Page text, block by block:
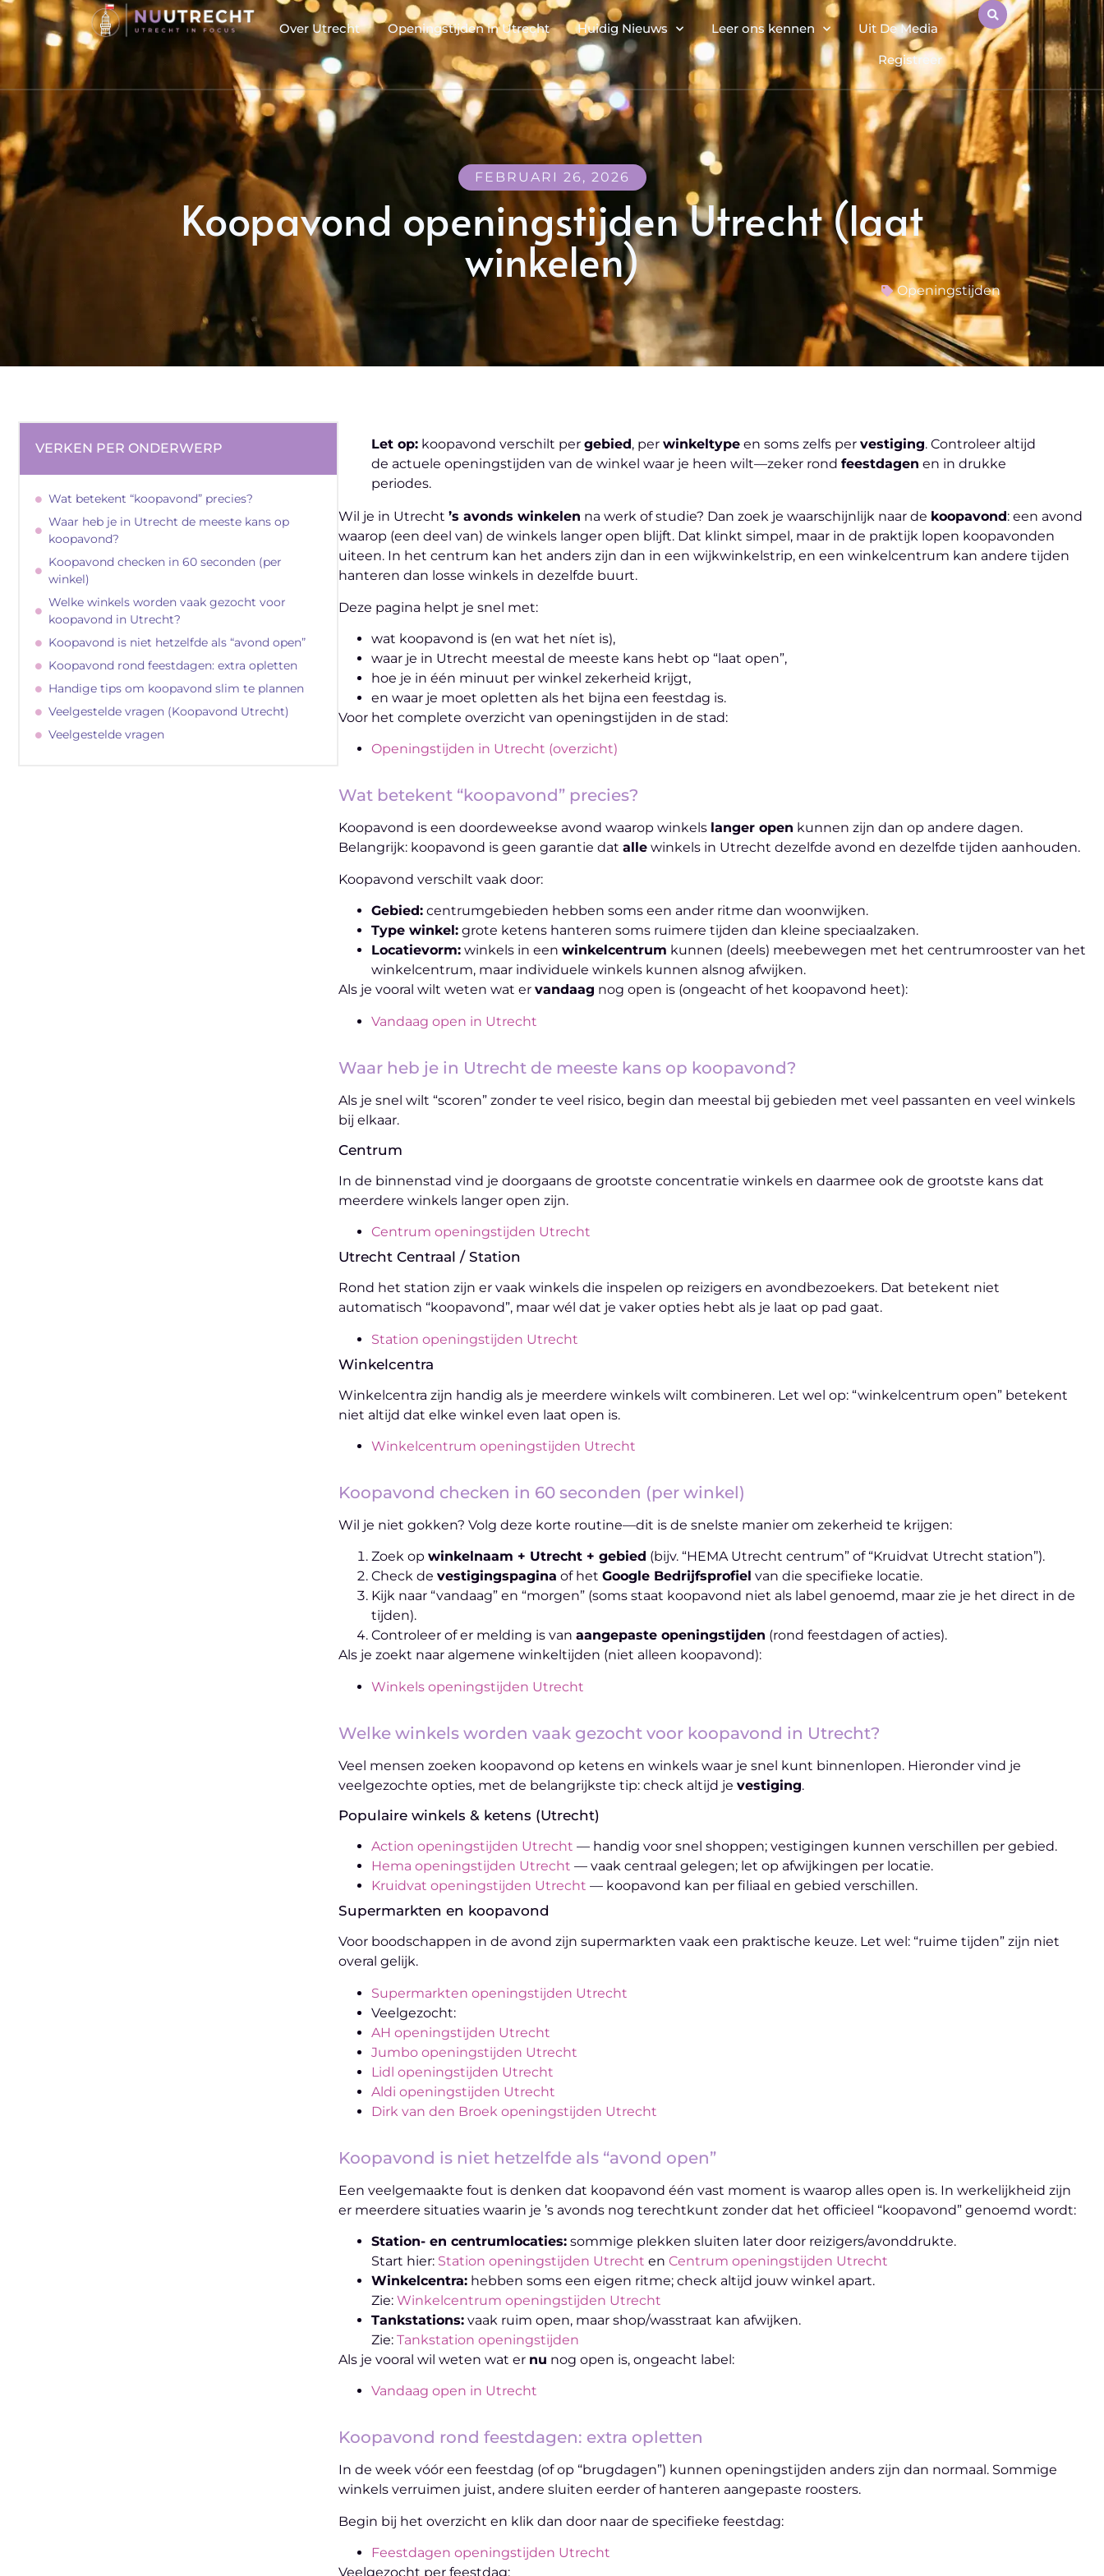
Over Utrecht Openingstijden in Utrecht Huidig Nieuws Leer ons kennen
Uit De Media
Registreer
FEBRUARI 26, 2026
Koopavond openingstijden Utrecht (laat
winkelen)
Openingstijden
Let op: koopavond verschilt per gebied, per winkeltype en soms zelfs per vestiging. Controleer altijd
de actuele openingstijden van de winkel waar je heen wilt—zeker rond feestdagen en in drukke
periodes.
Wil je in Utrecht ’s avonds winkelen na werk of studie? Dan zoek je waarschijnlijk naar de koopavond: een avond
waarop (een deel van) de winkels langer open blijft. Dat klinkt simpel, maar in de praktijk lopen koopavonden
uiteen. In het centrum kan het anders zijn dan in een wijkwinkelstrip, en een winkelcentrum kan andere tijden
hanteren dan losse winkels in dezelfde buurt.
Deze pagina helpt je snel met:
wat koopavond is (en wat het níet is),
waar je in Utrecht meestal de meeste kans hebt op “laat open”,
hoe je in één minuut per winkel zekerheid krijgt,
en waar je moet opletten als het bijna een feestdag is.
Voor het complete overzicht van openingstijden in de stad:
Openingstijden in Utrecht (overzicht)
Wat betekent “koopavond” precies?
Koopavond is een doordeweekse avond waarop winkels langer open kunnen zijn dan op andere dagen.
Belangrijk: koopavond is geen garantie dat alle winkels in Utrecht dezelfde avond en dezelfde tijden aanhouden.
Koopavond verschilt vaak door:
Gebied: centrumgebieden hebben soms een ander ritme dan woonwijken.
Type winkel: grote ketens hanteren soms ruimere tijden dan kleine speciaalzaken.
Locatievorm: winkels in een winkelcentrum kunnen (deels) meebewegen met het centrumrooster van het
winkelcentrum, maar individuele winkels kunnen alsnog afwijken.
Als je vooral wilt weten wat er vandaag nog open is (ongeacht of het koopavond heet):
Vandaag open in Utrecht
Waar heb je in Utrecht de meeste kans op koopavond?
Als je snel wilt “scoren” zonder te veel risico, begin dan meestal bij gebieden met veel passanten en veel winkels
bij elkaar.
Centrum
In de binnenstad vind je doorgaans de grootste concentratie winkels en daarmee ook de grootste kans dat
meerdere winkels langer open zijn.
Centrum openingstijden Utrecht
Utrecht Centraal / Station
Rond het station zijn er vaak winkels die inspelen op reizigers en avondbezoekers. Dat betekent niet
automatisch “koopavond”, maar wél dat je vaker opties hebt als je laat op pad gaat.
Station openingstijden Utrecht
Winkelcentra
Winkelcentra zijn handig als je meerdere winkels wilt combineren. Let wel op: “winkelcentrum open” betekent
niet altijd dat elke winkel even laat open is.
Winkelcentrum openingstijden Utrecht
Koopavond checken in 60 seconden (per winkel)
Wil je niet gokken? Volg deze korte routine—dit is de snelste manier om zekerheid te krijgen:
Zoek op winkelnaam + Utrecht + gebied (bijv. “HEMA Utrecht centrum” of “Kruidvat Utrecht station”).
Check de vestigingspagina of het Google Bedrijfsprofiel van die specifieke locatie.
Kijk naar “vandaag” en “morgen” (soms staat koopavond niet als label genoemd, maar zie je het direct in de
tijden).
Controleer of er melding is van aangepaste openingstijden (rond feestdagen of acties).
Als je zoekt naar algemene winkeltijden (niet alleen koopavond):
Winkels openingstijden Utrecht
Welke winkels worden vaak gezocht voor koopavond in Utrecht?
Veel mensen zoeken koopavond op ketens en winkels waar je snel kunt binnenlopen. Hieronder vind je
veelgezochte opties, met de belangrijkste tip: check altijd je vestiging.
Populaire winkels & ketens (Utrecht)
Action openingstijden Utrecht — handig voor snel shoppen; vestigingen kunnen verschillen per gebied.
Hema openingstijden Utrecht — vaak centraal gelegen; let op afwijkingen per locatie.
Kruidvat openingstijden Utrecht — koopavond kan per filiaal en gebied verschillen.
Supermarkten en koopavond
Voor boodschappen in de avond zijn supermarkten vaak een praktische keuze. Let wel: “ruime tijden” zijn niet
overal gelijk.
Supermarkten openingstijden Utrecht
Veelgezocht:
AH openingstijden Utrecht
Jumbo openingstijden Utrecht
Lidl openingstijden Utrecht
Aldi openingstijden Utrecht
Dirk van den Broek openingstijden Utrecht
Koopavond is niet hetzelfde als “avond open”
Een veelgemaakte fout is denken dat koopavond één vast moment is waarop alles open is. In werkelijkheid zijn
er meerdere situaties waarin je ’s avonds nog terechtkunt zonder dat het officieel “koopavond” genoemd wordt:
Station- en centrumlocaties: sommige plekken sluiten later door reizigers/avonddrukte.
Start hier: Station openingstijden Utrecht en Centrum openingstijden Utrecht
Winkelcentra: hebben soms een eigen ritme; check altijd jouw winkel apart.
Zie: Winkelcentrum openingstijden Utrecht
Tankstations: vaak ruim open, maar shop/wasstraat kan afwijken.
Zie: Tankstation openingstijden
Als je vooral wil weten wat er nu nog open is, ongeacht label:
Vandaag open in Utrecht
Koopavond rond feestdagen: extra opletten
In de week vóór een feestdag (of op “brugdagen”) kunnen openingstijden anders zijn dan normaal. Sommige
winkels verruimen juist, andere sluiten eerder of hanteren aangepaste roosters.
Begin bij het overzicht en klik dan door naar de specifieke feestdag:
Feestdagen openingstijden Utrecht
Veelgezocht per feestdag:
VERKEN PER ONDERWERP
Wat betekent “koopavond” precies?
Waar heb je in Utrecht de meeste kans op
koopavond?
Koopavond checken in 60 seconden (per
winkel)
Welke winkels worden vaak gezocht voor
koopavond in Utrecht?
Koopavond is niet hetzelfde als “avond open”
Koopavond rond feestdagen: extra opletten
Handige tips om koopavond slim te plannen
Veelgestelde vragen (Koopavond Utrecht)
Veelgestelde vragen